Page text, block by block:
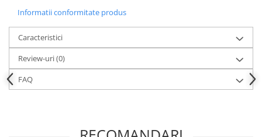
Informatii conformitate produs
Caracteristici
Review-uri(0)
FAQ